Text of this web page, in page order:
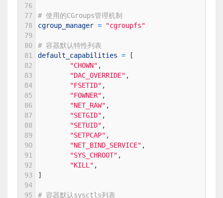
76
77
78
79
80
81
82
83
84
85
86
87
88
89
90
91
92
93
94
95
# 使用的CGroups管理机制
cgroup_manager = "cgroupfs"
# 容器默认特性列表
default_capabilities =
[
"CHOWN" ,
"DAC_OVERRIDE" ,
"FSETID" ,
"FOWNER" ,
"NET_RAW" ,
"SETGID" ,
"SETUID" ,
"SETPCAP" ,
"NET_BIND_SERVICE" ,
"SYS_CHROOT" ,
"KILL" ,
]
# 容器默认sysctls列表